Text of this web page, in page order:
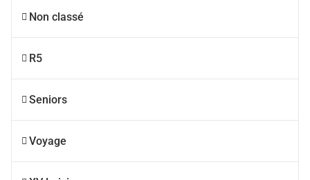
Non classé
R5
Seniors
Voyage